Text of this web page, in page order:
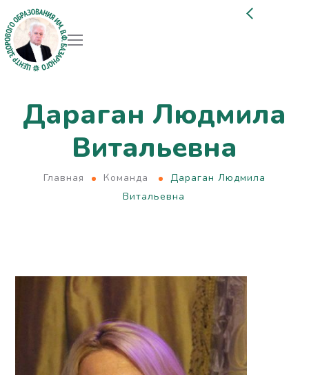
Дараган Людмила
Витальевна
Главная Команда
Дараган Людмила
Витальевна